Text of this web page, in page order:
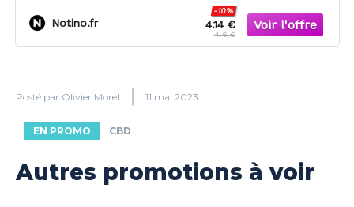
Notino.fr 4.14 €
-10%
4.6 €
Posté par Olivier Morel 11 mai 2023
EN PROMO CBD
Autres promotions à voir